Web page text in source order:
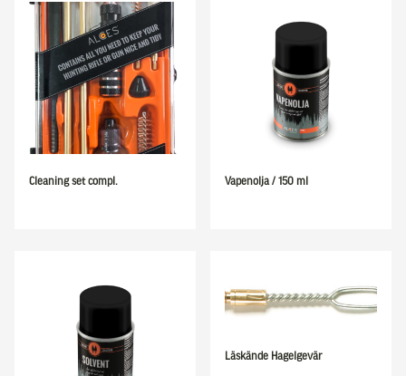
Cleaning set compl. Vapenolja / 150 ml
Läskände Hagelgevär